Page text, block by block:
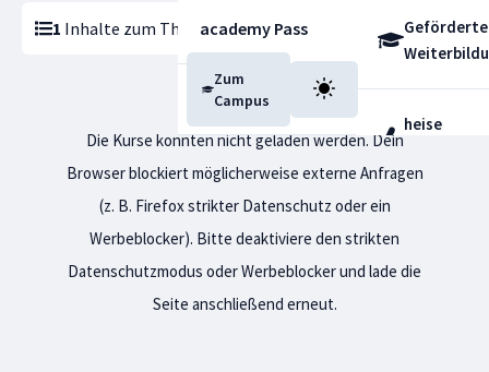
Geförderte
heise
academy Pass
Blog
Zum
Campus
1 Inhalte zum ThemamacOS gefunden
Die Kurse konnten nicht geladen werden. Dein
Browser blockiert möglicherweise externe Anfragen
(z. B. Firefox strikter Datenschutz oder ein
Werbeblocker). Bitte deaktiviere den strikten
Datenschutzmodus oder Werbeblocker und lade die
Seite anschließend erneut.